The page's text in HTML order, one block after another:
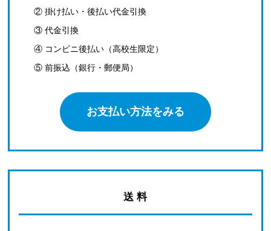
② 掛け払い・後払い代金引換
③ 代金引換
④ コンビニ後払い（高校生限定）
⑤ 前振込（銀行・郵便局）
お支払い方法をみる
送 料